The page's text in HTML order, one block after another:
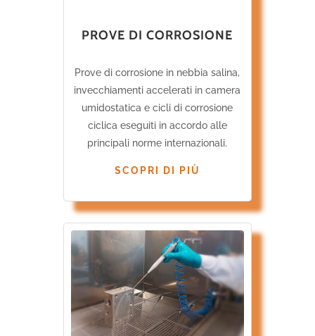
PROVE DI CORROSIONE
Prove di corrosione in nebbia salina,
invecchiamenti accelerati in camera
umidostatica e cicli di corrosione
ciclica eseguiti in accordo alle
principali norme internazionali.
SCOPRI DI PIÙ